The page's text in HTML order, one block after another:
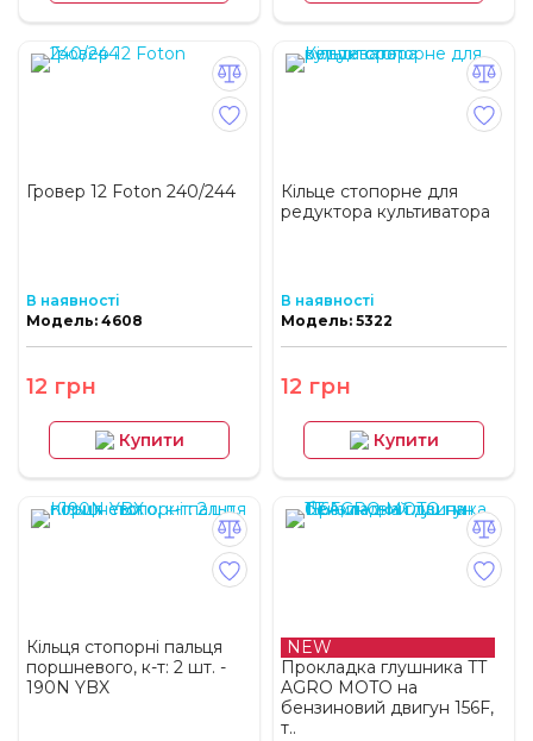
Гровер 12 Foton 240/244
В наявності
Модель: 4608
12 грн
Купити
Кільце стопорне для
редуктора культиватора
В наявності
Модель: 5322
12 грн
Купити
Кільця стопорні пальця
поршневого, к-т: 2 шт. -
190N YBX
NEW
Прокладка глушника TT
AGRO MOTO на
бензиновий двигун 156F,
т..